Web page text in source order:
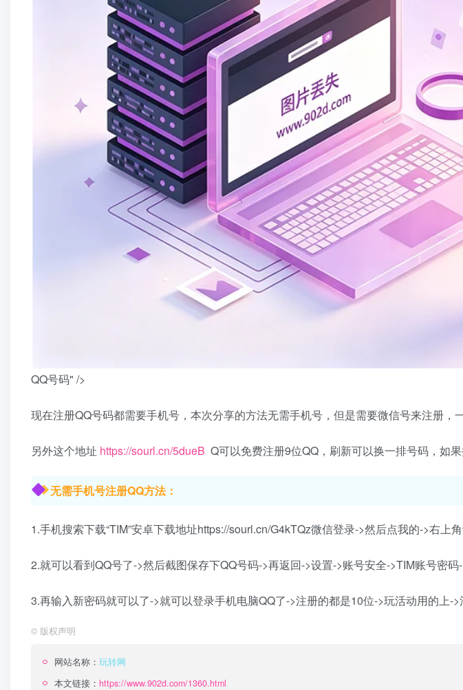
QQ号码" />
现在注册QQ号码都需要手机号，本次分享的方法无需手机号，但是需要微信号来注册，
另外这个地址 https://sourl.cn/5dueB Q可以免费注册9位QQ，刷新可以换一排号码，如
无需手机号注册QQ方法：
1.手机搜索下载“TIM”安卓下载地址https://sourl.cn/G4kTQz微信登录->然后点我的->右上
2.就可以看到QQ号了->然后截图保存下QQ号码->再返回->设置->账号安全->TIM账号密
3.再输入新密码就可以了->就可以登录手机电脑QQ了->注册的都是10位->玩活动用的上-
© 版权声明
网站名称： 玩转网
本文链接： https://www.902d.com/1360.html